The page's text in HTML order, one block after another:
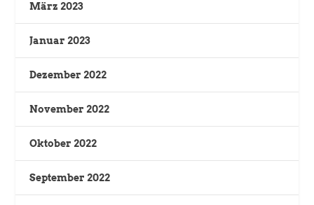
März 2023
Januar 2023
Dezember 2022
November 2022
Oktober 2022
September 2022